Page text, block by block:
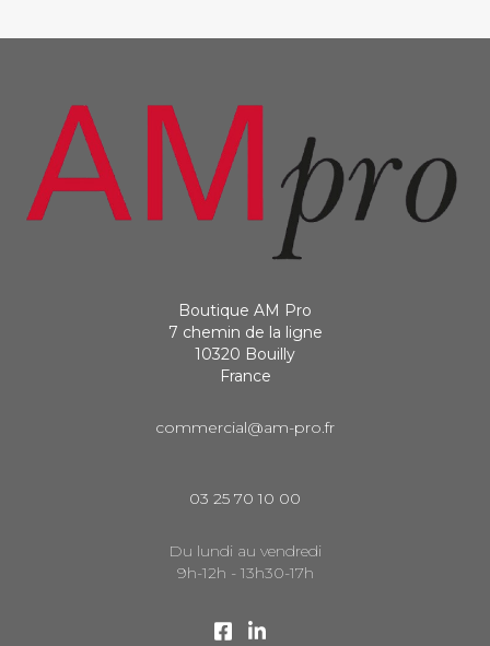
Boutique AM Pro
7 chemin de la ligne
10320 Bouilly
France
commercial@am-pro.fr
03 25 70 10 00
Du lundi au vendredi
9h-12h - 13h30-17h